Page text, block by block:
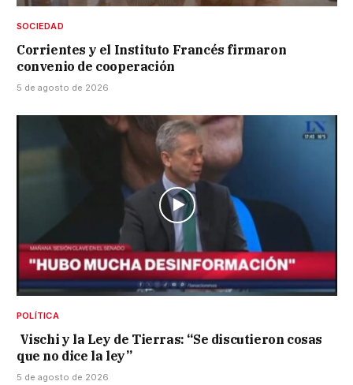
SOCIEDAD
Corrientes y el Instituto Francés firmaron
convenio de cooperación
5 de agosto de 2026
POLÍTICA
Vischi y la Ley de Tierras: “Se discutieron cosas
que no dice la ley”
5 de agosto de 2026